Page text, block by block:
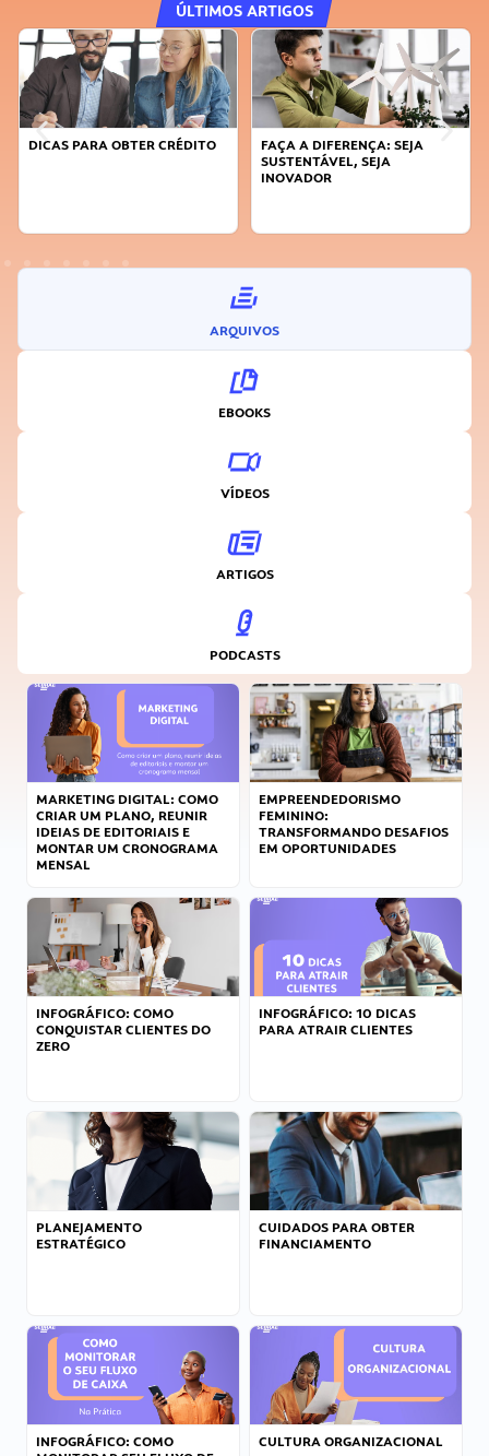
ÚLTIMOS ARTIGOS
DICAS PARA OBTER CRÉDITO
FAÇA A DIFERENÇA: SEJA
SUSTENTÁVEL, SEJA
INOVADOR
ARQUIVOS
EBOOKS
VÍDEOS
ARTIGOS
PODCASTS
MARKETING DIGITAL: COMO
CRIAR UM PLANO, REUNIR
IDEIAS DE EDITORIAIS E
MONTAR UM CRONOGRAMA
MENSAL
EMPREENDEDORISMO
FEMININO:
TRANSFORMANDO DESAFIOS
EM OPORTUNIDADES
INFOGRÁFICO: COMO
CONQUISTAR CLIENTES DO
ZERO
INFOGRÁFICO: 10 DICAS
PARA ATRAIR CLIENTES
PLANEJAMENTO
ESTRATÉGICO
CUIDADOS PARA OBTER
FINANCIAMENTO
INFOGRÁFICO: COMO
CULTURA ORGANIZACIONAL